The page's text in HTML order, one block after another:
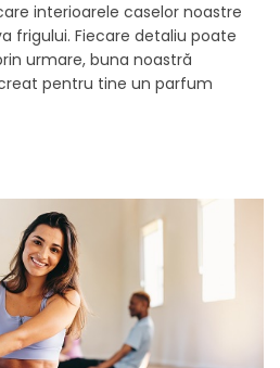
interioarele caselor noastre
frigului. Fiecare detaliu poate
urmare, buna noastră
pentru tine un parfum
căldura și magia aromelor de
combină notele picante și
face să vrei ca momentele
mai mult timp.